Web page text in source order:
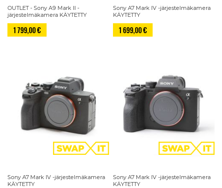
OUTLET - Sony A9 Mark II -
järjestelmäkamera KÄYTETTY
1 799,00 €
Sony A7 Mark IV -järjestelmäkamera
KÄYTETTY
1 699,00 €
Sony A7 Mark IV -järjestelmäkamera
KÄYTETTY
Sony A7 Mark IV -järjestelmäkamera
KÄYTETTY